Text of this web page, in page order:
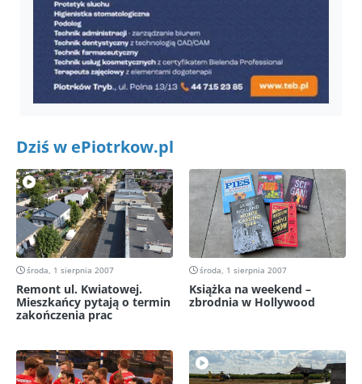
Dziś w ePiotrkow.pl
środa, 1 sierpnia 2007
Remont ul. Kwiatowej.
Mieszkańcy pytają o termin
zakończenia prac
środa, 1 sierpnia 2007
Książka na weekend –
zbrodnia w Hollywood